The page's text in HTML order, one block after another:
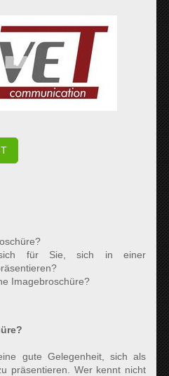
für Sie, sich in einer
Imagebroschüre?
gute Gelegenheit, sich als
präsentieren. Wer kennt nicht